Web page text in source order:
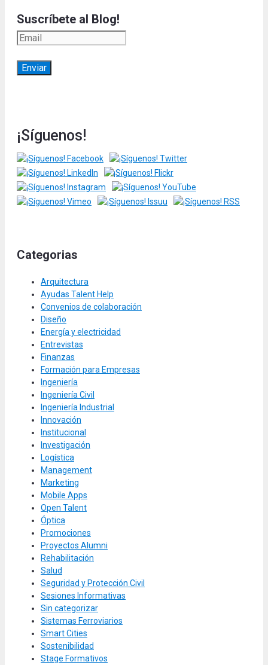
Suscríbete al Blog!
¡Síguenos!
Categorias
Arquitectura
Ayudas Talent Help
Convenios de colaboración
Diseño
Energía y electricidad
Entrevistas
Finanzas
Formación para Empresas
Ingeniería
Ingeniería Civil
Ingeniería Industrial
Innovación
Institucional
Investigación
Logística
Management
Marketing
Mobile Apps
Open Talent
Óptica
Promociones
Proyectos Alumni
Rehabilitación
Salud
Seguridad y Protección Civil
Sesiones Informativas
Sin categorizar
Sistemas Ferroviarios
Smart Cities
Sostenibilidad
Stage Formativos